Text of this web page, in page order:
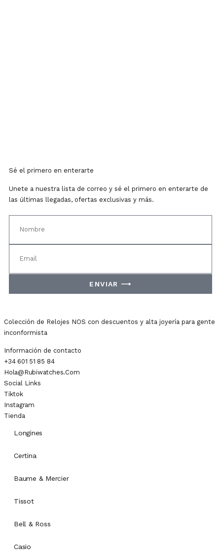
Sé el primero en enterarte
Unete a nuestra lista de correo y sé el primero en enterarte de
las últimas llegadas, ofertas exclusivas y más.
ENVIAR ⟶
Colección de Relojes NOS con descuentos y alta joyería para gente
inconformista
Información de contacto
+34 601 51 85 84
Hola@rubiwatches.com
Social Links
Tiktok
Instagram
Tienda
Longines
Certina
Baume & Mercier
Tissot
Bell & Ross
Casio